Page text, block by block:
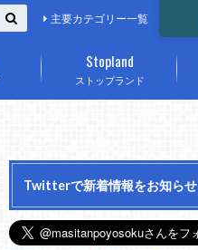
主要カテゴリー一覧
ストップランド
Stopland
Twitterで新着情報をお知らせ